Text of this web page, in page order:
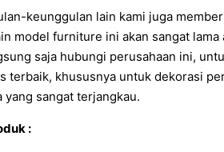
keunggulan lain kami juga
model furniture ini akan sangat
saja hubungi perusahaan ini,
terbaik, khususnya untuk dekorasi
yang sangat terjangkau.
: